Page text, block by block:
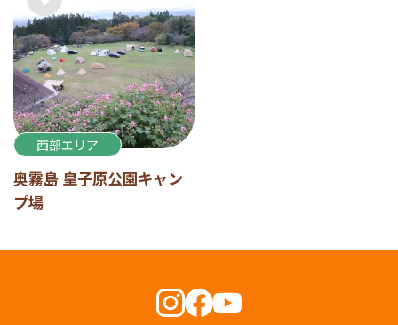
西部エリア
奥霧島 皇子原公園キャン
プ場